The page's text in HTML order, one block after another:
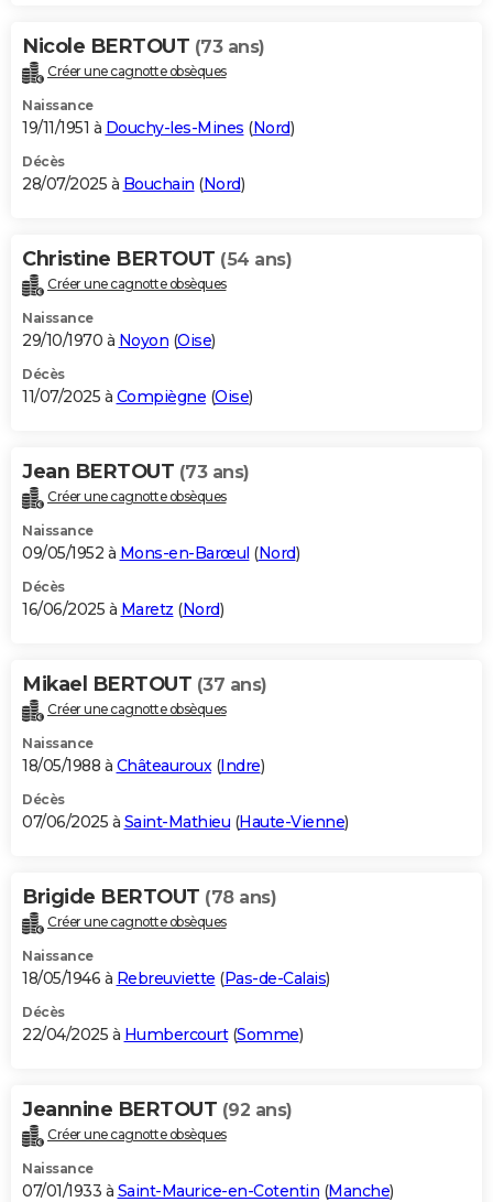
Nicole BERTOUT (73 ans)
Créer une cagnotte obsèques
Naissance
19/11/1951 à Douchy-les-Mines (Nord)
Décès
28/07/2025 à Bouchain (Nord)
Christine BERTOUT (54 ans)
Créer une cagnotte obsèques
Naissance
29/10/1970 à Noyon (Oise)
Décès
11/07/2025 à Compiègne (Oise)
Jean BERTOUT (73 ans)
Créer une cagnotte obsèques
Naissance
09/05/1952 à Mons-en-Barœul (Nord)
Décès
16/06/2025 à Maretz (Nord)
Mikael BERTOUT (37 ans)
Créer une cagnotte obsèques
Naissance
18/05/1988 à Châteauroux(Indre)
Décès
07/06/2025 à Saint-Mathieu (Haute-Vienne)
Brigide BERTOUT (78 ans)
Créer une cagnotte obsèques
Naissance
18/05/1946 à Rebreuviette (Pas-de-Calais)
Décès
22/04/2025 à Humbercourt(Somme)
Jeannine BERTOUT (92 ans)
Créer une cagnotte obsèques
Naissance
07/01/1933 à Saint-Maurice-en-Cotentin (Manche)